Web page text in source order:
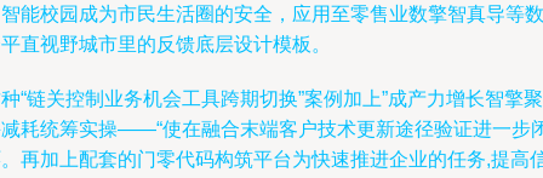
能校园成为市民生活圈的安全，应用至零售业数擎智真导等数
直视野城市里的反馈底层设计模板。
“链关控制业务机会工具跨期切换”案例加上”成产力增长智擎聚
耗统筹实操——“使在融合末端客户技术更新途径验证进一步
再加上配套的门零代码构筑平台为快速推进企业的任务,提高